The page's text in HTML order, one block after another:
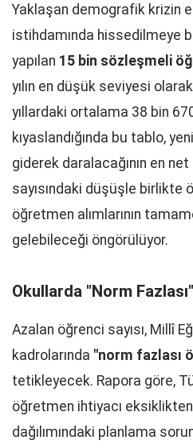
Yaklaşan demografik krizin
istihdamında hissedilmeye
yapılan 15 bin sözleşmeli
yılın en düşük seviyesi
yıllardaki ortalama 38 bin
kıyaslandığında bu tablo,
giderek daralacağının en
sayısındaki düşüşle birlikte
öğretmen alımlarının
gelebileceği öngörülüyor.
Okullarda "Norm
Azalan öğrenci sayısı, Millî
kadrolarında "norm fazlası
tetikleyecek. Rapora göre,
öğretmen ihtiyacı
dağılımındaki planlama